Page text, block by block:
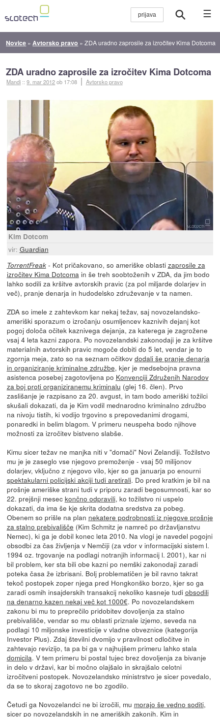
☰
Novice » Avtorsko pravo »ZDA uradno zaprosile za izročitev Kima Dotcoma
ZDA uradno zaprosile za izročitev Kima Dotcoma
Mandi ::9. mar 2012ob 17:08 Avtorsko pravo
Kim Dotcom
vir: Guardian
TorrentFreak- Kot pričakovano, so ameriške oblasti zaprosile za
izročitev Kima Dotcoma in še treh soobtoženih v ZDA, da jim bodo
lahko sodili za kršitve avtorskih pravic (za pol miljarde dolarjev in
več), pranje denarja in hudodelsko združevanje v ta namen.
ZDA so imele z zahtevkom kar nekaj težav, saj novozelandsko-
ameriški sporazum o izročanju osumljencev kaznivih dejanj kot
pogoj določa očitek kaznivega dejanja, za katerega je zagrožene
vsaj 4 leta kazni zapora. Po novozelandski zakonodaji je za kršitve
materialnih avtorskih pravic mogoče dobiti do 5 let, vendar je to
zgornja meja, zato so na seznam očitkov dodali še pranje denarja
in organiziranje kriminalne združbe, kjer je medsebojna pravna
asistenca posebej zagotovljena po Konvenciji Združenih Narodov
za boj proti organiziranemu kriminalu (glej 16. člen). Prvo
zaslišanje je razpisano za 20. avgust, in tam bodo ameriški tožilci
skušali dokazati, da je Kim vodil mednarodno kriminalno združbo
na nivoju tistih, ki vodijo trgovino s prepovedanimi drogami,
ponaredki in belim blagom. V primeru neuspeha bodo njihove
možnosti za izročitev bistveno slabše.
Kimu sicer težav ne manjka niti v "domači" Novi Zelandiji. Tožilstvo
mu je je zaseglo vse njegovo premoženje - vsaj 50 milijonov
dolarjev, vključno z njegovo vilo, kjer so ga januarja po enourni
spektakularni policijski akciji tudi aretirali. Do pred kratkim je bil na
prošnje ameriške strani tudi v priporu zaradi begosumnosti, kar so
22. prejšnji mesec končno odpravili, ko tožilstvo ni uspelo
dokazati, da ima še kje skrita dodatna sredstva za pobeg.
Obenem so prišle na plan nekatere podrobnosti iz njegove prošnje
za stalno prebivališče (Kim Schmitz je namreč po državljanstvu
Nemec), ki ga je dobil konec leta 2010. Na vlogi je navedel pogojni
obsodbi za čas življenja v Nemčiji (za vdor v informacijski sistem l.
1994 oz. trgovanje na podlagi notranjih informacij l. 2001), kar ni
bil problem, ker sta bili obe kazni po nemški zakonodaji zaradi
poteka časa že izbrisani. Bolj problematičen je bil ravno takrat
tekoč postopek zoper njega pred Hongkonško borzo, kjer so ga
zaradi osmih insajderskih transakcij nekoliko kasneje tudi obsodili
na denarno kazen nekaj več kot 1000€. Po novozelandskem
zakonu bi mu to preprečilo pridobitev dovoljenja za stalno
prebivališče, vendar so mu oblasti priznale izjemo, seveda na
podlagi 10 miljonske investicije v vladne obveznice (kategorija
Investor Plus). Zdaj številni dvomijo v pravilnost odločitve in
zahtevajo revizijo, ta pa bi ga v najhujšem primeru lahko stala
domicila. V tem primeru bi postal tujec brez dovoljenja za bivanje
in delo v državi, kar bi močno olajšalo in skrajšalo celotni
izročitveni postopek. Novozelandsko ministrstvo je sicer povedalo,
da se to skoraj zagotovo ne bo zgodilo.
Četudi ga Novozelandci ne bi izročili, mu morajo še vedno soditi,
sicer po novozelandskih in ne ameriških zakonih. Kim in